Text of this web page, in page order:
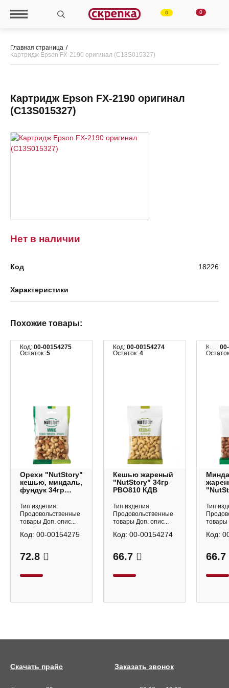
0 0
Главная страница
Картридж Epson FX-2190 оригинал (C13S015327)
Нет в наличии
Картридж Epson FX-2190 оригинал
(C13S015327)
Код 18226
Характеристики
Похожие товары:
Код: 00-00154275
Остаток: 5
Орехи "NutStory"
кешью, миндаль,
фундук 34гр
Тип изделия:
Продовольственные
товары Доп. опис...
72.8
Код: 00-00154275
Код: 00-00154274
Остаток: 4
Кешью жареный
"NutStory" 34гр
РВО810 КДВ
Тип изделия:
Продовольственные
товары Доп. опис...
66.7
Код: 00-00154274
Код:
Тип
товары
66.7
Код:
Заказать звонок
Скачать прайс